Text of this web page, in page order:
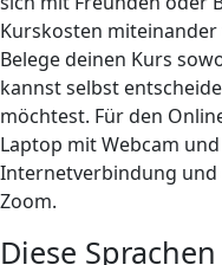
Kurskosten miteinander
Belege deinen Kurs
kannst selbst
möchtest. Für den
Laptop mit Webcam
Internetverbindung und
Zoom.
Diese